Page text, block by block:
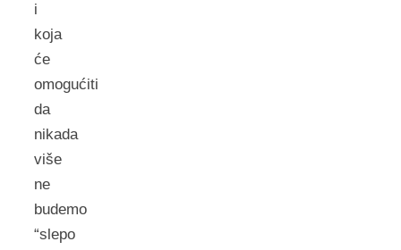
i
koja
će
omogućiti
da
nikada
više
ne
budemo
“slepo